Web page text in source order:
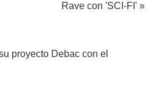
Rave con 'SCI-FI' »
proyecto Debac con el